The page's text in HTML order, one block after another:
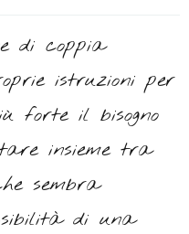
di coppia
istruzioni per
forte il bisogno
insieme tra
sembra
di una